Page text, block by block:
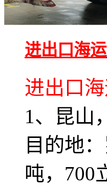
进出口海运
进出口
1、昆山
目的地
吨，700